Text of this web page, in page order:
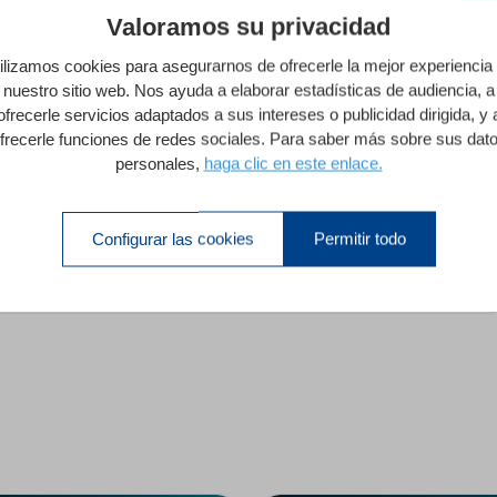
basées sur l'IA qui seront intégrées à 4D Write Pro.
Plegar Todas Las
funciones de 4D Write Pro
Valoramos su privacidad
cookies para asegurarnos de ofrecerle la mejor experiencia
nuestro sitio web. Nos ayuda a elaborar estadísticas de audiencia, a
servicios adaptados a sus intereses o publicidad dirigida, y
funciones de redes sociales. Para saber más sobre sus
personales, haga clic en este enlace.
Configurar las cookies Permitir todo